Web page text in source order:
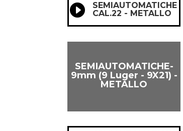

SEMIAUTOMATICHE
CAL.22 - METALLO
SEMIAUTOMATICHE-
9mm (9 Luger - 9X21) -
METALLO